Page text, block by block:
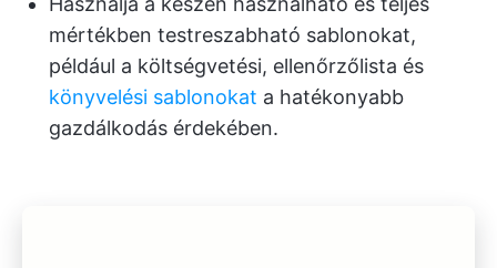
mértékben testreszabható sablonokat,
például a költségvetési, ellenőrzőlista és
könyvelési sablonokat a hatékonyabb
gazdálkodás érdekében.